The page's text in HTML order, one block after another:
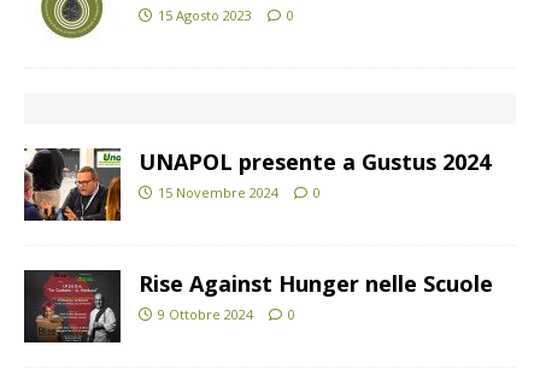
15 Agosto 2023 0
UNAPOL presente a Gustus 2024
15 Novembre 2024 0
Rise Against Hunger nelle Scuole
9 Ottobre 2024 0